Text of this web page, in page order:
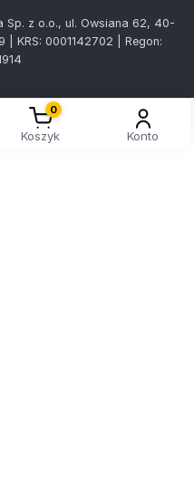
z o.o., ul. Owsiana 62, 40-
KRS: 0001142702 | Regon:
0
Koszyk Konto